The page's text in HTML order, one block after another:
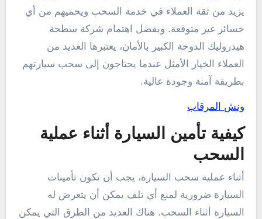
يزيد من ثقة العملاء في خدمة السحب ويحميهم من أي
خسائر غير متوقعة. وبفضل اهتمام شركة سطحة
هيدروليك الدوحة الكبير بالأمان، يعتبرها العديد من
العملاء الخيار الأمثل عندما يحتاجون إلى سحب سيارتهم
بطريقة آمنة وجودة عالية.
ونش المرقاب
كيفية تأمين السيارة أثناء عملية
السحب
أثناء عملية سحب السيارة، يجب أن تكون تأمينات
السيارة ضرورية لمنع أي تلف يمكن أن يتعرض له
السيارة أثناء السحب. هناك العديد من الطرق التي يمكن